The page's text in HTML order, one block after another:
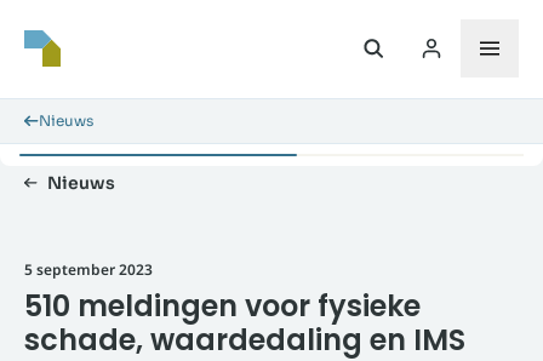
Nieuws
Nieuws
5 september 2023
510 meldingen voor fysieke
schade, waardedaling en IMS